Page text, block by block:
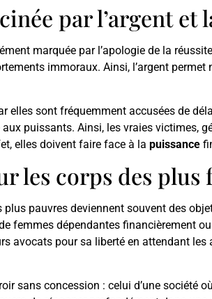
par l’argent et
marquée par l’apologie de la
immoraux. Ainsi, l’argent permet
sont fréquemment accusées de
puissants. Ainsi, les vraies victimes,
elles doivent faire face à la puissance
les corps des plus
pauvres deviennent souvent des
femmes dépendantes financièrement
avocats pour sa liberté en attendant
sans concession : celui d’une société